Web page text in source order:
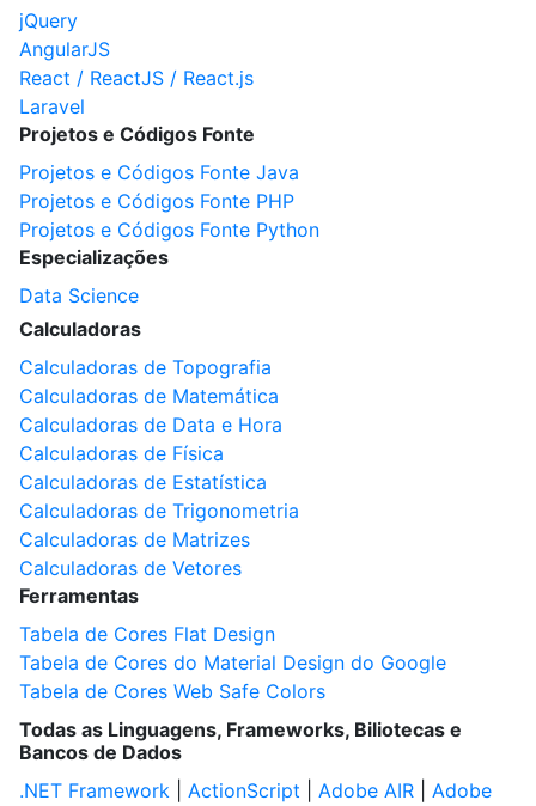
jQuery
AngularJS
React / ReactJS / React.js
Laravel
Projetos e Códigos Fonte
Projetos e Códigos Fonte Java
Projetos e Códigos Fonte PHP
Projetos e Códigos Fonte Python
Especializações
Data Science
Calculadoras
Calculadoras de Topografia
Calculadoras de Matemática
Calculadoras de Data e Hora
Calculadoras de Física
Calculadoras de Estatística
Calculadoras de Trigonometria
Calculadoras de Matrizes
Calculadoras de Vetores
Ferramentas
Tabela de Cores Flat Design
Tabela de Cores do Material Design do Google
Tabela de Cores Web Safe Colors
Todas as Linguagens, Frameworks, Biliotecas e
Bancos de Dados
.NET Framework
ActionScript Adobe AIR
Adobe